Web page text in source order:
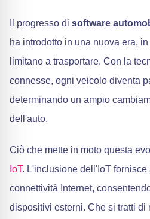
Il progresso di software
ha introdotto in una nuova era,
limitano a trasportare. Con la
connesse, ogni veicolo diventa
determinando un ampio
dell'auto.
Ciò che mette in moto questa
IoT. L'inclusione dell'IoT
connettività Internet,
dispositivi esterni. Che si tratti di